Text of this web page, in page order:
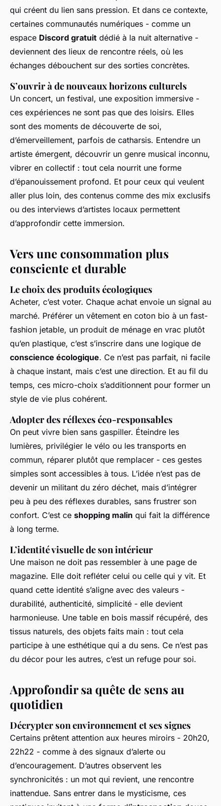
qui créent du lien sans pression. Et dans ce contexte,
certaines communautés numériques - comme un
espace Discord gratuit dédié à la nuit alternative -
deviennent des lieux de rencontre réels, où les
échanges débouchent sur des sorties concrètes.
S’ouvrir à de nouveaux horizons culturels
Un concert, un festival, une exposition immersive -
ces expériences ne sont pas que des loisirs. Elles
sont des moments de découverte de soi,
d’émerveillement, parfois de catharsis. Entendre un
artiste émergent, découvrir un genre musical inconnu,
vibrer en collectif : tout cela nourrit une forme
d’épanouissement profond. Et pour ceux qui veulent
aller plus loin, des contenus comme des mix exclusifs
ou des interviews d’artistes locaux permettent
d’approfondir cette immersion.
Vers une consommation plus
consciente et durable
Le choix des produits écologiques
Acheter, c’est voter. Chaque achat envoie un signal au
marché. Préférer un vêtement en coton bio à un fast-
fashion jetable, un produit de ménage en vrac plutôt
qu’en plastique, c’est s’inscrire dans une logique de
conscience écologique. Ce n’est pas parfait, ni facile
à chaque instant, mais c’est une direction. Et au fil du
temps, ces micro-choix s’additionnent pour former un
style de vie plus cohérent.
Adopter des réflexes éco-responsables
On peut vivre bien sans gaspiller. Éteindre les
lumières, privilégier le vélo ou les transports en
commun, réparer plutôt que remplacer - ces gestes
simples sont accessibles à tous. L’idée n’est pas de
devenir un militant du zéro déchet, mais d’intégrer
peu à peu des réflexes durables, sans frustrer son
confort. C’est ce shopping malin qui fait la différence
à long terme.
L’identité visuelle de son intérieur
Une maison ne doit pas ressembler à une page de
magazine. Elle doit refléter celui ou celle qui y vit. Et
quand cette identité s’aligne avec des valeurs -
durabilité, authenticité, simplicité - elle devient
harmonieuse. Une table en bois massif récupéré, des
tissus naturels, des objets faits main : tout cela
participe à une esthétique qui a du sens. Ce n’est pas
du décor pour les autres, c’est un refuge pour soi.
Approfondir sa quête de sens au
quotidien
Décrypter son environnement et ses signes
Certains prêtent attention aux heures miroirs - 20h20,
22h22 - comme à des signaux d’alerte ou
d’encouragement. D’autres observent les
synchronicités : un mot qui revient, une rencontre
inattendue. Sans entrer dans le mysticisme, ces